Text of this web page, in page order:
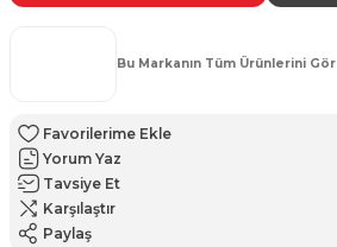
Bu Markanın Tüm Ürünlerini Gör
Yorum Yaz
Tavsiye Et
Karşılaştır
Paylaş